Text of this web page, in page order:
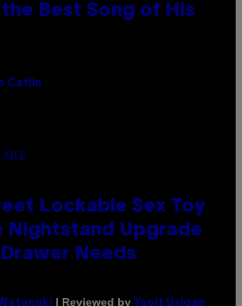
the Best Song of His
Catlin
VICE
Lockable Sex Toy
Nightstand Upgrade
Needs
| Reviewed by Ysolt Usigan